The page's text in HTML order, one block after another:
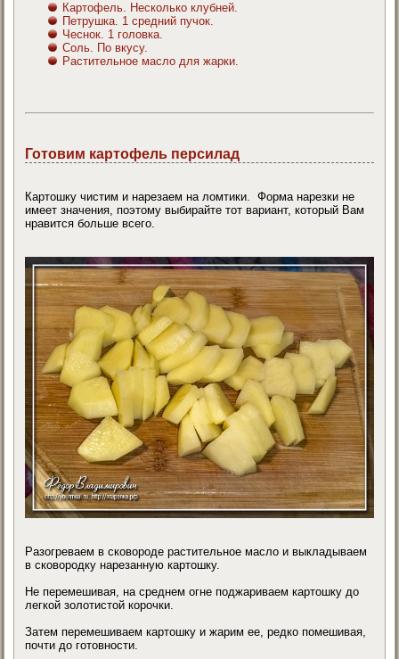
Картофель. Несколько клубней.
Петрушка. 1 средний пучок.
Чеснок. 1 головка.
Соль. По вкусу.
Растительное масло для жарки.
Готовим картофель персилад
Картошку чистим и нарезаем на ломтики. Форма нарезки не
имеет значения, поэтому выбирайте тот вариант, который Вам
нравится больше всего.
Разогреваем в сковороде растительное масло и выкладываем
в сковородку нарезанную картошку.
Не перемешивая, на среднем огне поджариваем картошку до
легкой золотистой корочки.
Затем перемешиваем картошку и жарим ее, редко помешивая,
почти до готовности.